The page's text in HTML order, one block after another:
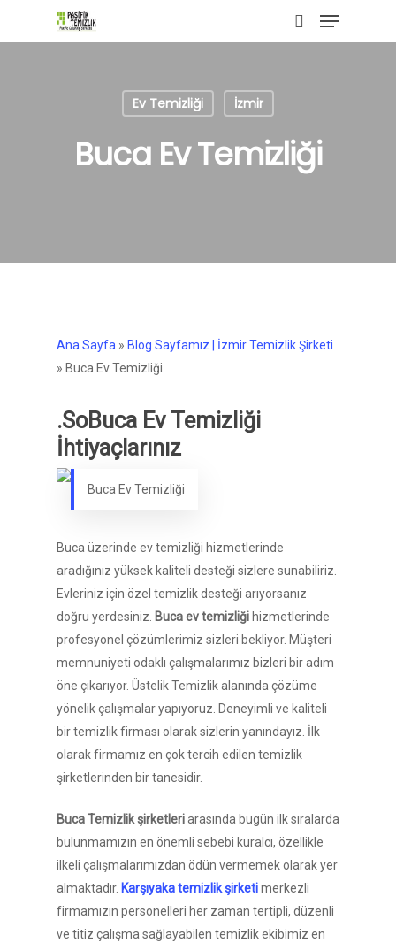
search
Menu
Ev Temizliği İzmir
Buca Ev Temizliği
Ana Sayfa » Blog Sayfamız | İzmir Temizlik Şirketi
» Buca Ev Temizliği
.SoBuca Ev Temizliği
İhtiyaçlarınız
Buca Ev Temizliği
Buca üzerinde ev temizliği hizmetlerinde
aradığınız yüksek kaliteli desteği sizlere sunabiliriz.
Evleriniz için özel temizlik desteği arıyorsanız
doğru yerdesiniz. Buca ev temizliği hizmetlerinde
profesyonel çözümlerimiz sizleri bekliyor. Müşteri
memnuniyeti odaklı çalışmalarımız bizleri bir adım
öne çıkarıyor. Üstelik Temizlik alanında çözüme
yönelik çalışmalar yapıyoruz. Deneyimli ve kaliteli
bir temizlik firması olarak sizlerin yanındayız. İlk
olarak firmamız en çok tercih edilen temizlik
şirketlerinden bir tanesidir.
Buca Temizlik şirketleriarasında bugün ilk sıralarda
bulunmamızın en önemli sebebi kuralcı, özellikle
ilkeli çalışmalarımızdan ödün vermemek olarak yer
almaktadır. Karşıyaka temizlik şirketimerkezli
firmamızın personelleri her zaman tertipli, düzenli
ve titiz çalışma sağlayabilen temizlik ekibimiz en